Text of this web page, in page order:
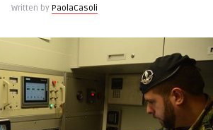
Written by PaolaCasoli